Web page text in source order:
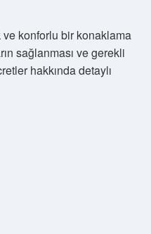
konforlu bir konaklama
sağlanması ve gerekli
hakkında detaylı